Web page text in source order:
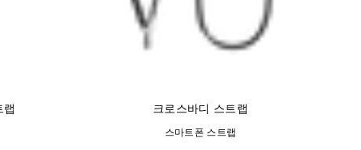
랩 크로스바디 스트랩
스마트폰 스트랩